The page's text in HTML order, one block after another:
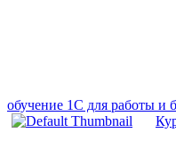
обучение 1С для работы и